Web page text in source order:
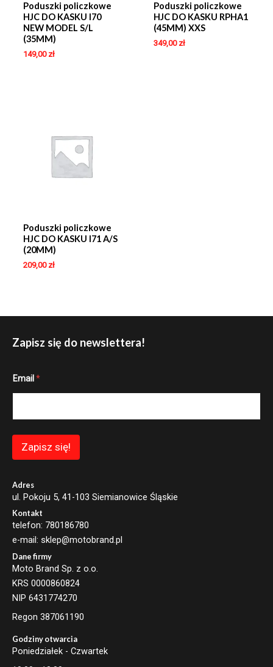
Poduszki policzkowe
HJC DO KASKU I70
NEW MODEL S/L
(35MM)
149,00 zł
Poduszki policzkowe
HJC DO KASKU RPHA1
(45MM) XXS
349,00 zł
Poduszki policzkowe
HJC DO KASKU I71 A/S
(20MM)
209,00 zł
Zapisz się do newslettera!
E
l
Email *
Zapisz się!
Adres
ul. Pokoju 5, 41-103 Siemianowice Śląskie
Kontakt
telefon: 780186780
e-mail: sklep@motobrand.pl
Dane firmy
Moto Brand Sp. z o.o.
KRS 0000860824
NIP 6431774270
Regon 387061190
Godziny otwarcia
Poniedziałek - Czwartek